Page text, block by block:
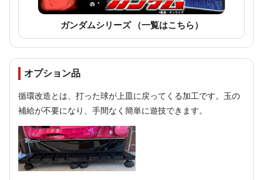
ガンダムシリーズ （一覧はこちら）
オプション品
循環改造とは、打った球が上皿に戻ってくる加工です。玉の
補給が不要になり、手間なく簡単に遊技できます。